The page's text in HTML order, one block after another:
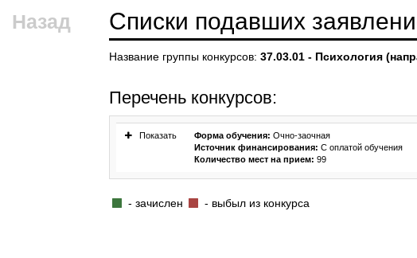
Назад Списки подавших
Название группы конкурсов: 37.03.01 - Психология
Перечень конкурсов:
Показать Форма обучения: Очно-заочная
Источник финансирования: С оплатой обучения
Количество мест на прием: 99
- зачислен - выбыл из конкурса